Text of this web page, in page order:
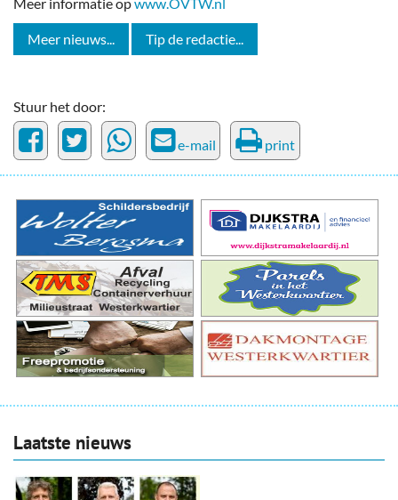
Meer informatie opwww.OVTW.nl
Meer nieuws... Tip de redactie...
Stuur het door:
e-mail print
Laatste nieuws